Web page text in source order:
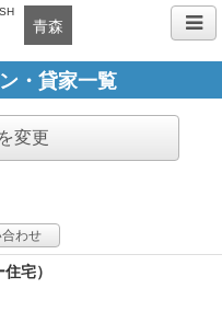
青森
・貸家一覧
変更
わせ
宅）